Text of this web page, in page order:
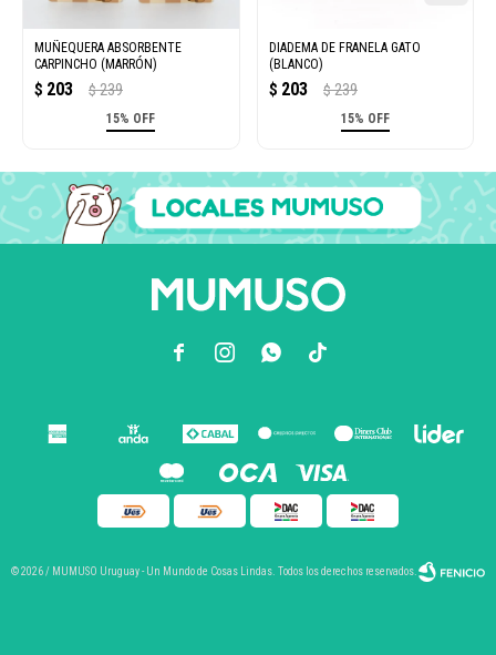
MUÑEQUERA ABSORBENTE
CARPINCHO (MARRÓN)
$ 203 $ 239
15% OFF
DIADEMA DE FRANELA GATO
(BLANCO)
$ 203 $ 239
15% OFF
  
© 2026 / MUMUSO Uruguay - Un Mundo de Cosas Lindas. Todos los derechos reservados.